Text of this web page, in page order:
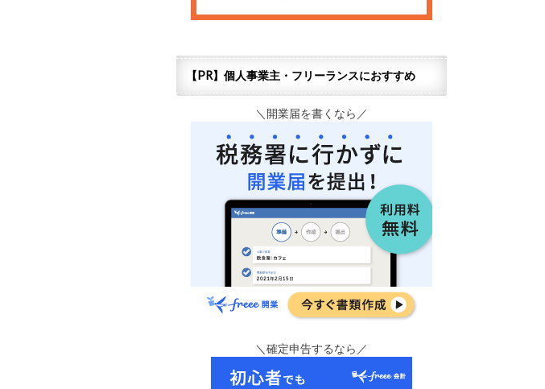
【PR】個人事業主・フリーランスにおすすめ
＼開業届を書くなら／
＼確定申告するなら／